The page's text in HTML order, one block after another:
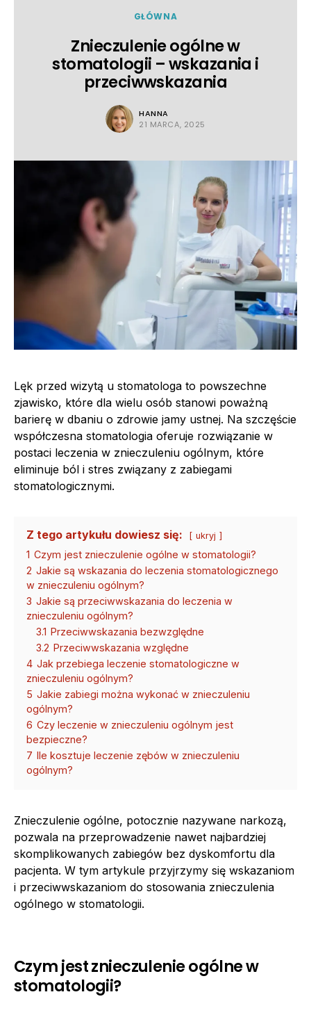
GŁÓWNA
Znieczulenie ogólne w
stomatologii – wskazania i
przeciwwskazania
HANNA
21 MARCA, 2025
Lęk przed wizytą u stomatologa to powszechne
zjawisko, które dla wielu osób stanowi poważną
barierę w dbaniu o zdrowie jamy ustnej. Na szczęście
współczesna stomatologia oferuje rozwiązanie w
postaci leczenia w znieczuleniu ogólnym, które
eliminuje ból i stres związany z zabiegami
stomatologicznymi.
Z tego artykułu dowiesz się: ukryj
1 Czym jest znieczulenie ogólne w stomatologii?
2 Jakie są wskazania do leczenia stomatologicznego
w znieczuleniu ogólnym?
3 Jakie są przeciwwskazania do leczenia w
znieczuleniu ogólnym?
3.1 Przeciwwskazania bezwzględne
3.2 Przeciwwskazania względne
4 Jak przebiega leczenie stomatologiczne w
znieczuleniu ogólnym?
5 Jakie zabiegi można wykonać w znieczuleniu
ogólnym?
6 Czy leczenie w znieczuleniu ogólnym jest
bezpieczne?
7 Ile kosztuje leczenie zębów w znieczuleniu
ogólnym?
Znieczulenie ogólne, potocznie nazywane narkozą,
pozwala na przeprowadzenie nawet najbardziej
skomplikowanych zabiegów bez dyskomfortu dla
pacjenta. W tym artykule przyjrzymy się wskazaniom
i przeciwwskazaniom do stosowania znieczulenia
ogólnego w stomatologii.
Czym jest znieczulenie ogólne w
stomatologii?